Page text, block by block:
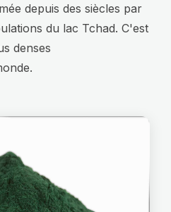
depuis des siècles par
du lac Tchad. C'est
denses